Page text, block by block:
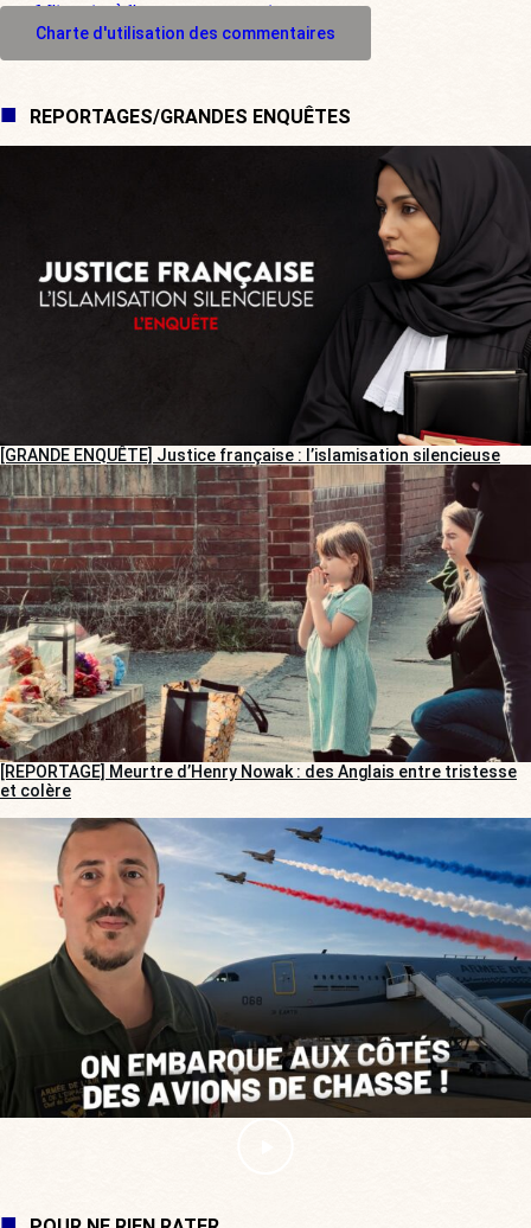
M'inscrire à l'espace commentaire
Charte d'utilisation des commentaires
REPORTAGES/GRANDES ENQUÊTES
[GRANDE ENQUÊTE] Justice française : l’islamisation silencieuse
[REPORTAGE] Meurtre d’Henry Nowak : des Anglais entre tristesse
et colère